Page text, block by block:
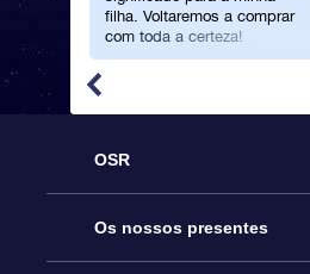
filha. Voltaremos a comprar
com toda a certeza!
OSR
Serviço
Os nossos presentes